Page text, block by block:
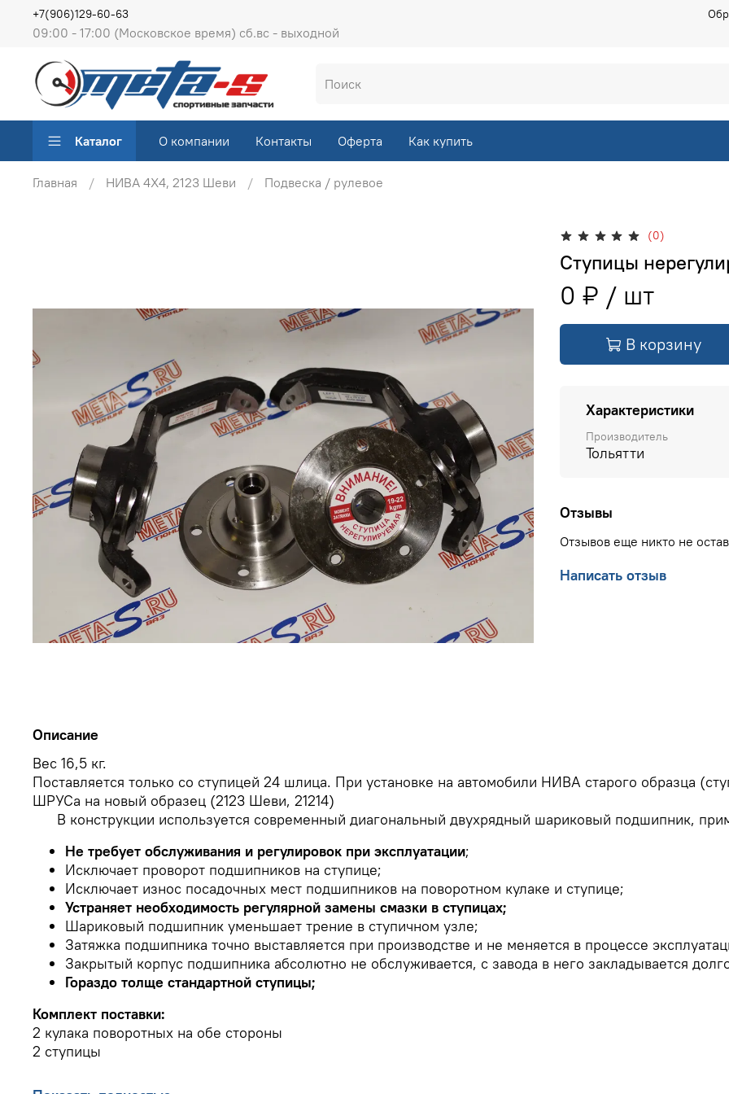
09:00 - 17:00 (Московское время) сб.вс - выходной
+7(906)129-60-63
Каталог О компании Контакты Оферта Как купить
Главная НИВА 4Х4, 2123 Шеви Подвеска / рулевое
(0)
Ступицы
0 ₽
В корзину
Характеристики
Производитель
Тольятти
Отзывы
Отзывов еще никто не
Написать отзыв
Описание
Вес 16,5 кг.
Поставляется только со ступицей 24 шлица. При установке на автомобили НИВА старого образца
ШРУСа на новый образец (2123 Шеви, 21214)
В конструкции используется современный диагональный двухрядный шариковый подшипник,
Не требует обслуживания и регулировок при эксплуатации;
Исключает проворот подшипников на ступице;
Исключает износ посадочных мест подшипников на поворотном кулаке и ступице;
Устраняет необходимость регулярной замены смазки в ступицах;
Шариковый подшипник уменьшает трение в ступичном узле;
Затяжка подшипника точно выставляется при производстве и не меняется в процессе
Закрытый корпус подшипника абсолютно не обслуживается, с завода в него закладывается
Гораздо толще стандартной ступицы;
Комплект поставки:
2 кулака поворотных на обе стороны
2 ступицы
Подшипник (ref.№33411134549) имеет размерность 42х80х42, применяется на автомобилях BMW 6-й,